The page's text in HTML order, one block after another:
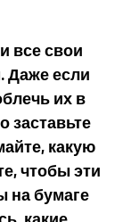
все свои
Даже если
их в
заставьте
какую
чтобы эти
на бумаге